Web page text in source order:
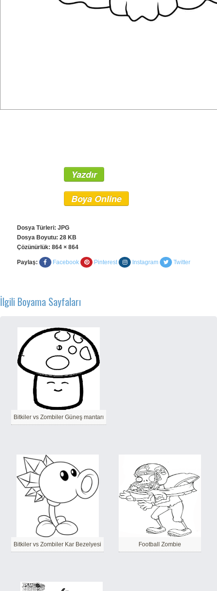
Yazdır
Boya Online
Dosya Türleri: JPG
Dosya Boyutu: 28 KB
Çözünürlük: 864 × 864
Paylaş: Facebook Pinterest Instagram Twitter
İlgili Boyama Sayfaları
Bitkiler vs Zombiler Güneş mantarı
Bitkiler vs Zombiler Kar Bezelyesi Football Zombie